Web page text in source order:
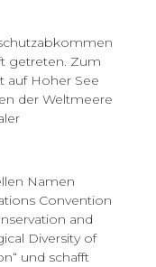
getreten. Zum
auf Hoher See
der Weltmeere
Namen
Convention
and
Diversity of
und schafft